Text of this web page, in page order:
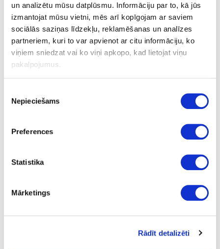
un analizētu mūsu datplūsmu. Informāciju par to, kā jūs
izmantojat mūsu vietni, mēs arī kopīgojam ar saviem
sociālās saziņas līdzekļu, reklamēšanas un analīzes
partneriem, kuri to var apvienot ar citu informāciju, ko
viņiem sniedzat vai ko viņi apkopo, kad lietojat viņu
pakalpojumus.
izvēle
Nepieciešams
Preferences
Statistika
Mārketings
Rādīt detalizēti
Pulēšanas spilventiņš OSMO
Drukāt
Pulēšanas spilventiņš OSMO
95x155 mm